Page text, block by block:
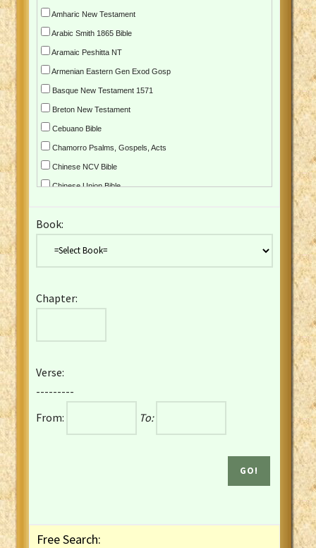
Amharic New Testament
Arabic Smith 1865 Bible
Aramaic Peshitta NT
Armenian Eastern Gen Exod Gosp
Basque New Testament 1571
Breton New Testament
Cebuano Bible
Chamorro Psalms, Gospels, Acts
Chinese NCV Bible
Chinese Union Bible
Czech Kralicka Bible
English YLT 1898 Bible
French Darby Bible
French Louis Segond Bible
Gaelic (Manx) Selections
Gaelic (Scottish) Mark
Book:
Chapter:
Verse:
---------
From:
To:
Free Search: